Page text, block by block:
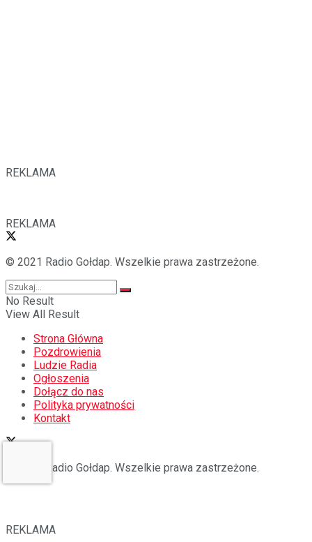
REKLAMA
REKLAMA
© 2021 Radio Gołdap. Wszelkie prawa zastrzeżone.
No Result
View All Result
Strona Główna
Pozdrowienia
Ludzie Radia
Ogłoszenia
Dołącz do nas
Polityka prywatności
Kontakt
© 2021 Radio Gołdap. Wszelkie prawa zastrzeżone.
REKLAMA